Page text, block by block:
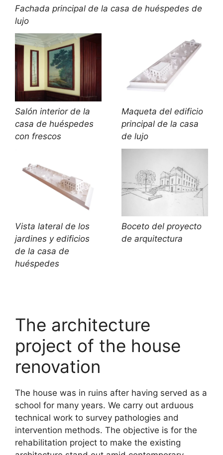
Fachada principal de la casa de huéspedes de
lujo
Salón interior de la
casa de huéspedes
con frescos
Maqueta del edificio
principal de la casa
de lujo
Vista lateral de los
jardines y edificios
de la casa de
huéspedes
Boceto del proyecto
de arquitectura
The architecture
project of the house
renovation
The house was in ruins after having served as a
school for many years. We carry out arduous
technical work to survey pathologies and
intervention methods. The objective is for the
rehabilitation project to make the existing